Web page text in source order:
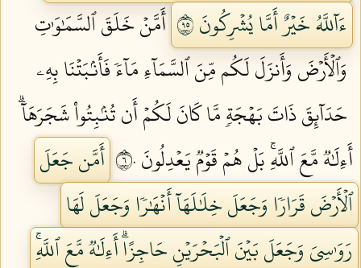
ءَآللَّهُ خَيۡرٌ أَمَّا يُشۡرِكُونَ ٥٩
أَمَّنۡ خَلَقَ ٱلسَّمَٰوَٰتِ
وَٱلۡأَرۡضَ وَأَنزَلَ لَكُم مِّنَ ٱلسَّمَآءِ مَآءٗ فَأَنۢبَتۡنَا بِهِۦ
حَدَآئِقَ ذَاتَ بَهۡجَةٖ مَّا كَانَ لَكُمۡ أَن تُنۢبِتُواْ شَجَرَهَآۗ
أَءِلَٰهٞ مَّعَ ٱللَّهِۚ بَلۡ هُمۡ قَوۡمٞ يَعۡدِلُونَ ٦٠
أَمَّن جَعَلَ
ٱلۡأَرۡضَ قَرَارٗا وَجَعَلَ خِلَٰلَهَآ أَنۡهَٰرٗا وَجَعَلَ لَهَا
رَوَٰسِيَ وَجَعَلَ بَيۡنَ ٱلۡبَحۡرَيۡنِ حَاجِزًاۗ أَءِلَٰهٞ مَّعَ ٱللَّهِۚ